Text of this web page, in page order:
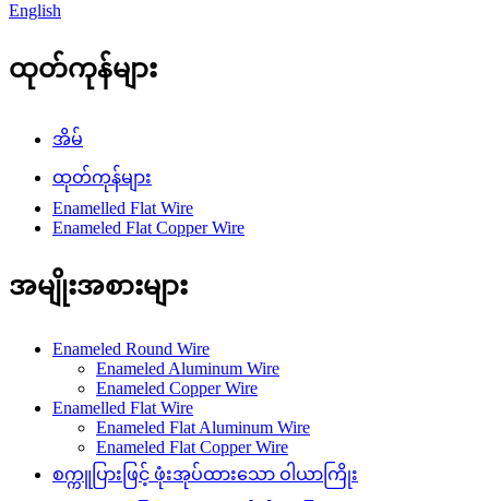
English
ထုတ်ကုန်များ
အိမ်
ထုတ်ကုန်များ
Enamelled Flat Wire
Enameled Flat Copper Wire
အမျိုးအစားများ
Enameled Round Wire
Enameled Aluminum Wire
Enameled Copper Wire
Enamelled Flat Wire
Enameled Flat Aluminum Wire
Enameled Flat Copper Wire
စက္ကူပြားဖြင့် ဖုံးအုပ်ထားသော ဝါယာကြိုး